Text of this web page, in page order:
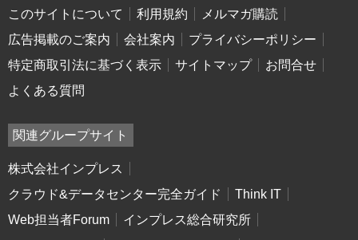
このサイトについて 利用規約
メルマガ購読
広告掲載のご案内
会社案内
プライバシーポリシー
特定商取引法に基づく表示
サイトマップ
お問合せ
よくある質問
関連グループサイト
株式会社インプレス
クラウド&データセンター完全ガイド
Think IT
Web担当者Forum
インプレス総合研究所